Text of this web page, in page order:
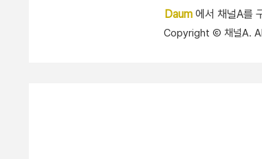
Daum 에서 채널A를
Copyright Ⓒ 채널A.